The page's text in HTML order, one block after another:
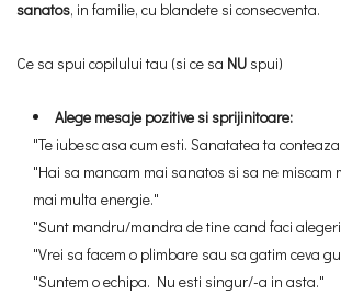
sanatos, in familie, cu blandete si consecventa.
Ce sa spui copilului tau (si ce sa NU spui)
Alege mesaje pozitive si sprijinitoare:
"Te iubesc asa cum esti. Sanatatea ta
"Hai sa mancam mai sanatos si sa ne miscam
mai multa energie."
"Sunt mandru/mandra de tine cand faci
"Vrei sa facem o plimbare sau sa gatim ceva
"Suntem o echipa. Nu esti singur/-a in asta."